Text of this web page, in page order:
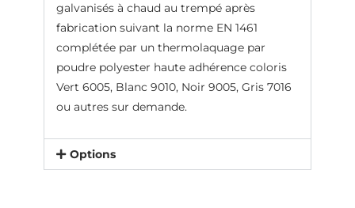
galvanisés à chaud au trempé après
fabrication suivant la norme EN 1461
complétée par un thermolaquage par
poudre polyester haute adhérence coloris
Vert 6005, Blanc 9010, Noir 9005, Gris 7016
ou autres sur demande.
Options